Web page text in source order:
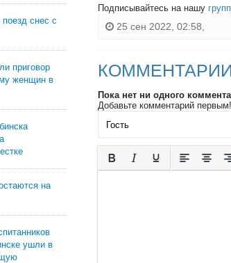
снес с
приговор
женщин в
на
ушли в
Подписывайтесь на нашу
25 сен 2022, 02:58,
Пока нет ни одного
Добавьте комментарий первым!